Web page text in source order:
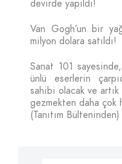
devirde yapıldı!
Van Gogh’un bir
milyon dolara satıldı!
Sanat 101
ünlü eserlerin
sahibi olacak ve
gezmekten daha çok
(Tanıtım Bülteninden)